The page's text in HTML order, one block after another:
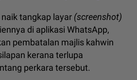
tangkap layar (screenshot)
di aplikasi WhatsApp,
pembatalan majlis kahwin
kerana terlupa
perkara tersebut.